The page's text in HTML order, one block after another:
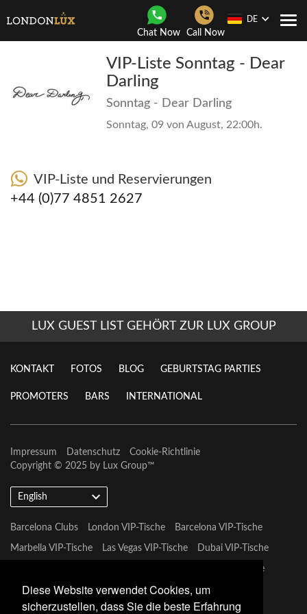
Diese Website verwendet Cookies, um
sicherzustellen, dass Sie die beste Erfahrung
Chat Now Call Now
DE
VIP-Liste Sonntag - Dear
Darling
Sonntag - Dear Darling
Sonntag, 09 von August, 22:00h.
VIP-Liste und Reservierungen
+44 (0)77 4851 2627
LUX GUEST LIST GEHÖRT ZUR LUX GROUP
KONTAKT FOTOS BLOG GEBURTSTAG PARTIES
PROMOTERS BARS INTERNATIONAL
Impressum Datenschutz
Cookie-Richtlinie
Copyright © 2025 by Lux Group™
English
Barcelona Clubs London VIP-Tische Barcelona VIP-Tische
Marbella VIP-Tische Las Vegas VIP-Tische Dubai VIP-Tische
Mykonos VIP-Tische
Tulum VIP-Tische